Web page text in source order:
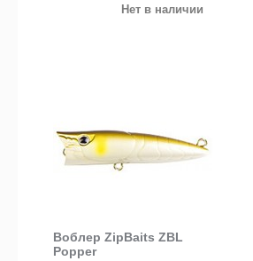
Нет в наличии
Воблер ZipBaits ZBL
Popper